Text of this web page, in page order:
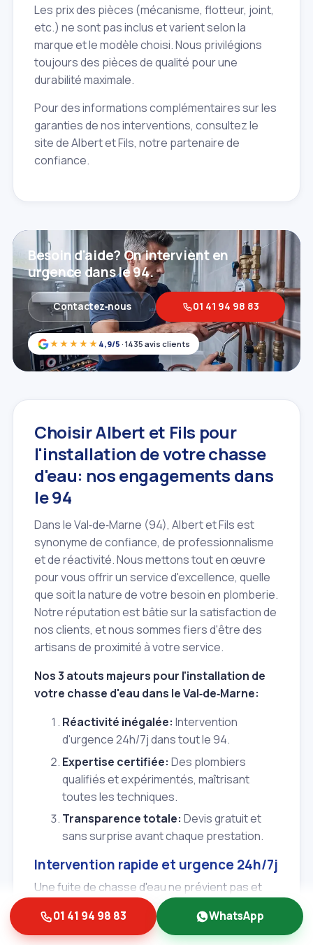
Les prix des pièces (mécanisme, flotteur, joint,
etc.) ne sont pas inclus et varient selon la
marque et le modèle choisi. Nous privilégions
toujours des pièces de qualité pour une
durabilité maximale.
Pour des informations complémentaires sur les
garanties de nos interventions, consultez le
site de Albert et Fils, notre partenaire de
confiance.
★★★★★ 4,9/5 · 1435 avis clients
Besoin d'aide? On intervient en
urgence dans le 94.
Contactez‑nous 01 41 94 98 83
Choisir Albert et Fils pour
l'installation de votre chasse
d'eau: nos engagements dans
le 94
Dans le Val‑de‑Marne (94), Albert et Fils est
synonyme de confiance, de professionnalisme
et de réactivité. Nous mettons tout en œuvre
pour vous offrir un service d'excellence, quelle
que soit la nature de votre besoin en plomberie.
Notre réputation est bâtie sur la satisfaction de
nos clients, et nous sommes fiers d'être des
artisans de proximité à votre service.
Nos 3 atouts majeurs pour l'installation de
votre chasse d'eau dans le Val‑de‑Marne:
Réactivité inégalée: Intervention
d'urgence 24h/7j dans tout le 94.
Expertise certifiée: Des plombiers
qualifiés et expérimentés, maîtrisant
toutes les techniques.
Transparence totale: Devis gratuit et
sans surprise avant chaque prestation.
Intervention rapide et urgence 24h/7j
Une fuite de chasse d'eau ne prévient pas et
peut survenir à tout moment. C'est pourquoi
Albert et Fils assure un service de dépannage
d'urgence 24h/7j dans tout le Val‑de‑Marne
01 41 94 98 83 WhatsApp